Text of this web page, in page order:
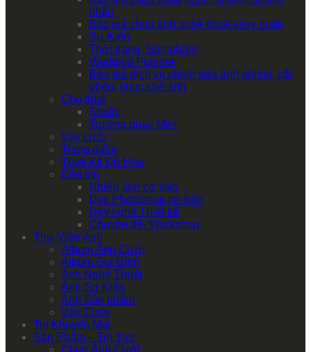
nhân
Báo giá chụp ảnh nghệ thuật sexy nude
Sự Kiện
Thời trang- Sản phẩm
Wedding Planner
Báo giá dịch vụ chỉnh sửa ảnh online, cắt
ghép, phục chế ảnh
Cho thuê
Studio
Trường quay Mini
Váy cưới
Trang điểm
Thiết Kế Đồ Họa
Đào tạo
Nhiếp ảnh cơ bản
Dạy Photoshop cơ bản
Dạy nghề Thiết kế
Chuyên đề- Workshop
Thư Viện Ảnh
Album Ảnh Cưới
Album Gia Đình
Ảnh Nghệ Thuật
Ảnh Sự Kiện
Ảnh Sản phẩm
Váy Cưới
Tin Khuyến Mại
Sản Phẩm – Tin Tức
Chụp Ảnh Cưới